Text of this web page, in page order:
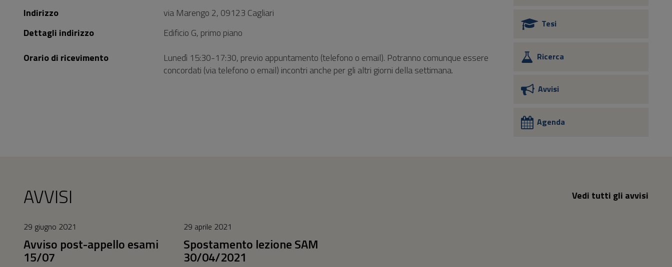
Indirizzo
via Marengo 2, 09123 Cagliari
Dettagli indirizzo
Edificio G, primo piano
Orario di ricevimento
Lunedì 15:30-17:30, previo appuntamento (telefono o email). Potranno comunque essere
concordati (via telefono o email) incontri anche per gli altri giorni della settimana.
Tesi
Ricerca
Avvisi
Agenda
AVVISI Vedi tutti gli avvisi
29 giugno 2021
Avviso post-appello esami
15/07
29 aprile 2021
Spostamento lezione SAM
30/04/2021